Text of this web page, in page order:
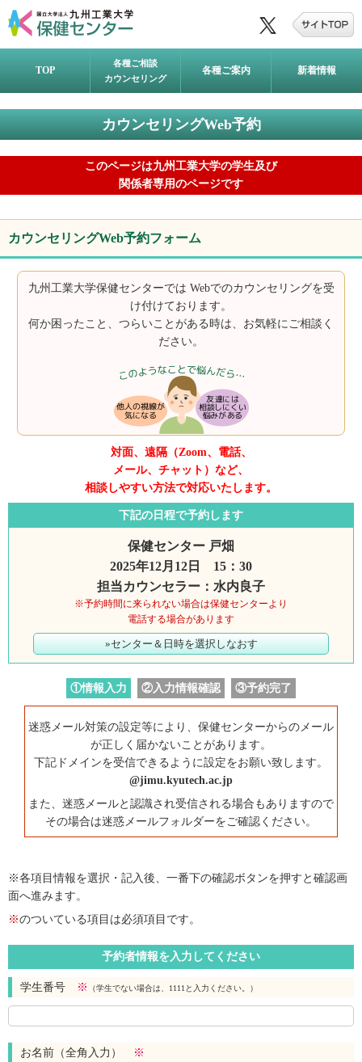
TOP
各種ご相談
カウンセリング
各種ご案内 新着情報
カウンセリングWeb予約
このページは九州工業大学の学生及び
関係者専用のページです
カウンセリングWeb予約フォーム
九州工業大学保健センターでは Webでのカウンセリングを受
け付けております。
何か困ったこと、つらいことがある時は、お気軽にご相談く
ださい。
対面、遠隔（Zoom、電話、
メール、チャット）など、
相談しやすい方法で対応いたします。
下記の日程で予約します
保健センター 戸畑
2025年12月12日 15：30
担当カウンセラー：水内良子
※予約時間に来られない場合は保健センターより
電話する場合があります
»センター＆日時を選択しなおす
①情報入力 ②入力情報確認 ③予約完了
迷惑メール対策の設定等により、保健センターからのメール
が正しく届かないことがあります。
下記ドメインを受信できるように設定をお願い致します。
@jimu.kyutech.ac.jp
また、迷惑メールと認識され受信される場合もありますので
その場合は迷惑メールフォルダーをご確認ください。
※各項目情報を選択・記入後、一番下の確認ボタンを押すと確認画
面へ進みます。
※のついている項目は必須項目です。
予約者情報を入力してください
学生番号 ※ （学生でない場合は、1111と入力ください。）
お名前（全角入力） ※